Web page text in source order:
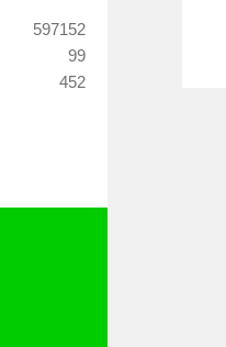
597152
99
452